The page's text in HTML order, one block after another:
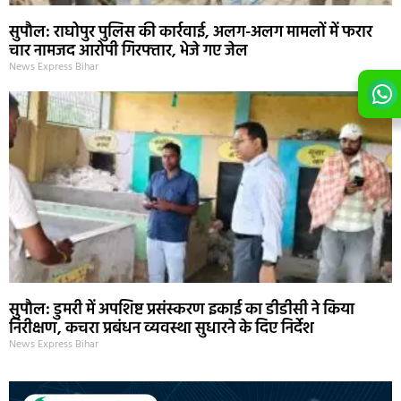
सुपौल: राघोपुर पुलिस की कार्रवाई, अलग-अलग मामलों में फरार
चार नामजद आरोपी गिरफ्तार, भेजे गए जेल
News Express Bihar
सुपौल: डुमरी में अपशिष्ट प्रसंस्करण इकाई का डीडीसी ने किया
निरीक्षण, कचरा प्रबंधन व्यवस्था सुधारने के दिए निर्देश
News Express Bihar